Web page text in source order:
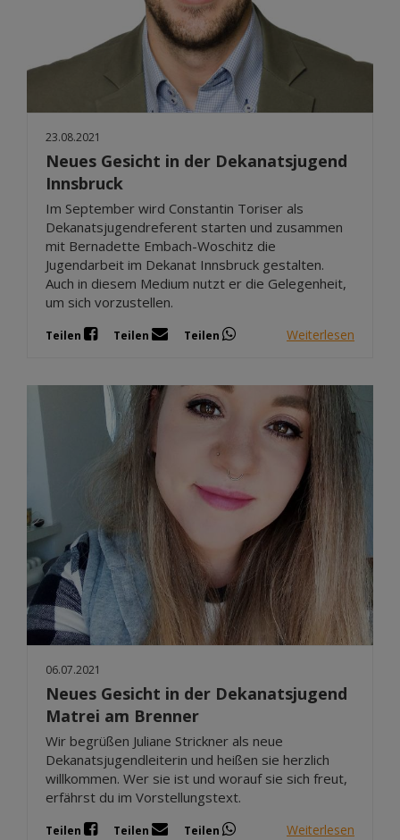
23.08.2021
Neues Gesicht in der Dekanatsjugend
Innsbruck
Im September wird Constantin Toriser als
Dekanatsjugendreferent starten und zusammen
mit Bernadette Embach-Woschitz die
Jugendarbeit im Dekanat Innsbruck gestalten.
Auch in diesem Medium nutzt er die Gelegenheit,
um sich vorzustellen.
Teilen Teilen Teilen Weiterlesen
06.07.2021
Neues Gesicht in der Dekanatsjugend
Matrei am Brenner
Wir begrüßen Juliane Strickner als neue
Dekanatsjugendleiterin und heißen sie herzlich
willkommen. Wer sie ist und worauf sie sich freut,
erfährst du im Vorstellungstext.
Teilen Teilen Teilen Weiterlesen